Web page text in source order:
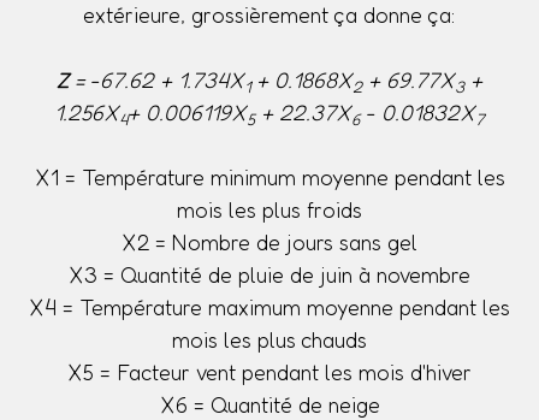
extérieure, grossièrement ça donne ça:
Z= -67.62 + 1.734X1+ 0.1868X2+ 69.77X3+
1.256X4+ 0.006119X5+ 22.37X6- 0.01832X7
X1 = Température minimum moyenne pendant les
mois les plus froids
X2 = Nombre de jours sans gel
X3 = Quantité de pluie de juin à novembre
X4 = Température maximum moyenne pendant les
mois les plus chauds
X5 = Facteur vent pendant les mois d'hiver
X6 = Quantité de neige